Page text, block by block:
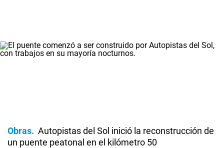
Obras
Autopistas del Sol inició la reconstrucción de
un puente peatonal en el kilómetro 50